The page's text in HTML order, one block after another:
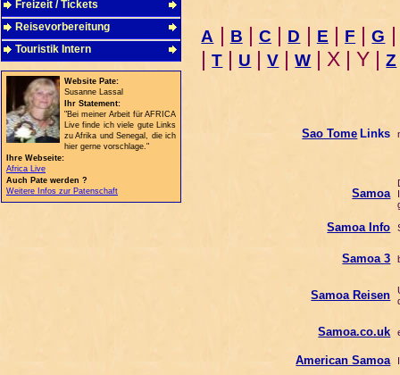
Freizeit / Tickets
Reisevorbereitung
Touristik Intern
Website Pate:
Susanne Lassal
Ihr Statement:
"Bei meiner Arbeit für AFRICA
Live finde ich viele gute Links
zu Afrika und Senegal, die ich
hier gerne vorschlage."
Ihre Webseite:
Africa Live
Auch Pate werden ?
Weitere Infos zur Patenschaft
A | B |C | D | E | F |G
|T | U |V |W | X | Y |Z
Sao Tome Links
Samoa
Samoa Info
Samoa 3
Samoa Reisen
Samoa.co.uk
American Samoa